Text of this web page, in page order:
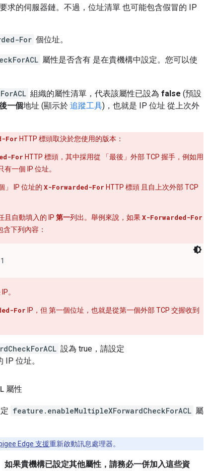
求的伺服器鏈。不過，位址清單 也可能包含假冒的 IP
For 個位址。
屬性是否含有 是在貴機構中設定。您可以使
組織的屬性清單，代表該屬性已設為 false (預設
一個地址 (顯示於 追蹤工具)，也就是 IP 位址 從上次外
For HTTP 標頭取決於您使用的版本：
For HTTP 標頭，其中採用從 「最後」 外部 TCP 握手，例如用
有一個 IP 位址。
」 IP 位址的 X-Forwarded-For HTTP 標頭 且自上次外部 TCP
且自動填入的 IP 第一列出。舉例來說，如果X-Forwarded-For
下列內容：
。
For IP，但 第一個位址，也就是從第一個外部 TCP 交握收到
設為 true，請設定
IP 位址。
屬性
feature.enableMultipleXForwardCheckForACL 屬
Edge 支援重新啟動訊息處理器。
如果貴機構已設定其他屬性，請務必一併加入這些資